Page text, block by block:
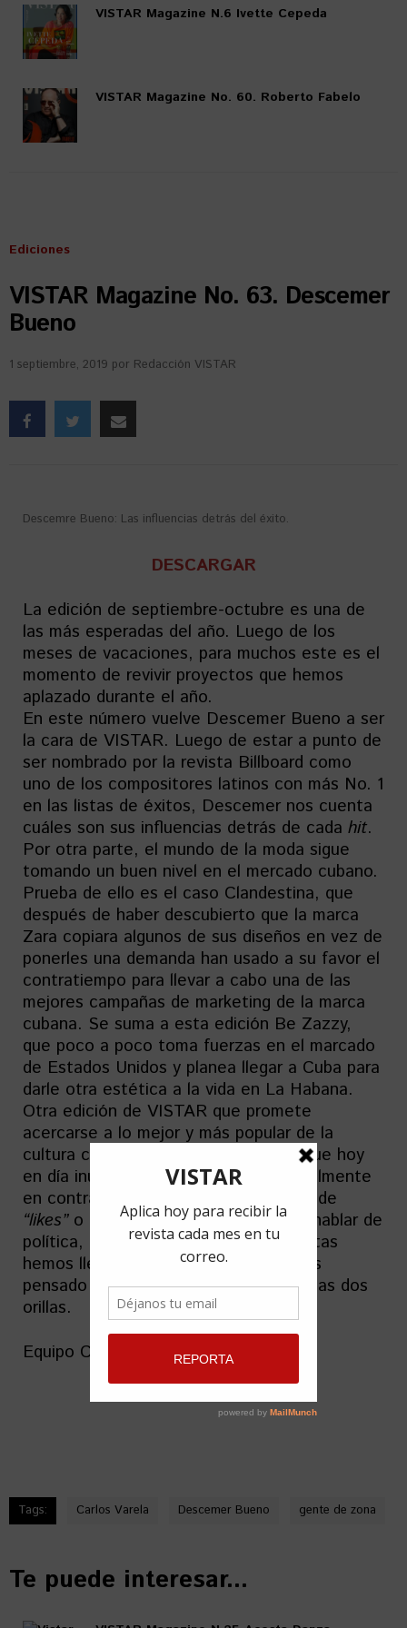
VISTAR Magazine N.6 Ivette Cepeda
VISTAR Magazine No. 60. Roberto Fabelo
Ediciones
VISTAR Magazine No. 63. Descemer
Bueno
1 septiembre, 2019 por Redacción VISTAR
Descemre Bueno: Las influencias detrás del éxito.
DESCARGAR
La edición de septiembre-octubre es una de
las más esperadas del año. Luego de los
meses de vacaciones, para muchos este es el
momento de revivir proyectos que hemos
aplazado durante el año.
En este número vuelve Descemer Bueno a ser
la cara de VISTAR. Luego de estar a punto de
ser nombrado por la revista Billboard como
uno de los compositores latinos con más No. 1
en las listas de éxitos, Descemer nos cuenta
cuáles son sus influencias detrás de cada hit.
Por otra parte, el mundo de la moda sigue
tomando un buen nivel en el mercado cubano.
Prueba de ello es el caso Clandestina, que
después de haber descubierto que la marca
Zara copiara algunos de sus diseños en vez de
ponerles una demanda han usado a su favor el
contratiempo para llevar a cabo una de las
mejores campañas de marketing de la marca
cubana. Se suma a esta edición Be Zazzy,
que poco a poco toma fuerzas en el marcado
de Estados Unidos y planea llegar a Cuba para
darle otra estética a la vida en La Habana.
Otra edición de VISTAR que promete
acercarse a lo mejor y más popular de la
cultura cubana. Lejos del populismo que hoy
en día inunda las redes sociales y totalmente
en contra de provocaciones a cambio de
“likes”o cualquier otro propósito. Sin hablar de
política, o la vida personal de los artistas
hemos llenado un espacio nunca antes
pensado por ningún otro medio entre las dos
orillas.
Equipo Creativo de VISTAR.
DESCARGAR
Tags: Carlos Varela Descemer Bueno gente de zona
Te puede interesar...